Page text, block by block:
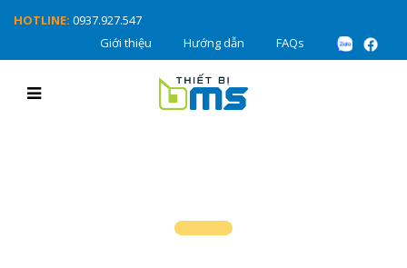
HOTLINE: 0937.927.547
Giới thiệu
Hướng dẫn FAQs